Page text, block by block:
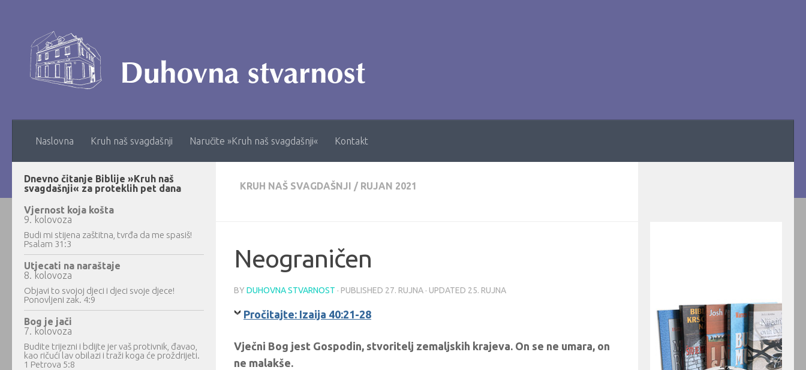
Naslovna Kruh naš svagdašnji Naručite »Kruh naš svagdašnji« Kontakt
KRUH NAŠ SVAGDAŠNJI / RUJAN 2021
Neograničen
BY DUHOVNA STVARNOST · PUBLISHED 27. RUJNA · UPDATED 25. RUJNA
Pročitajte: Izaija 40:21-28
Vječni Bog jest Gospodin, stvoritelj zemaljskih krajeva. On se ne umara, on
ne malakše.
Dnevno čitanje Biblije »Kruh naš
svagdašnji« za proteklih pet dana
Vjernost koja košta
9. kolovoza
Budi mi stijena zaštitna, tvrđa da me spasiš!
Psalam 31:3
Utjecati na naraštaje
8. kolovoza
Objavi to svojoj djeci i djeci svoje djece!
Ponovljeni zak. 4:9
Bog je jači
7. kolovoza
Budite trijezni i bdijte jer vaš protivnik, đavao,
kao ričući lav obilazi i traži koga će proždrijeti.
1 Petrova 5:8